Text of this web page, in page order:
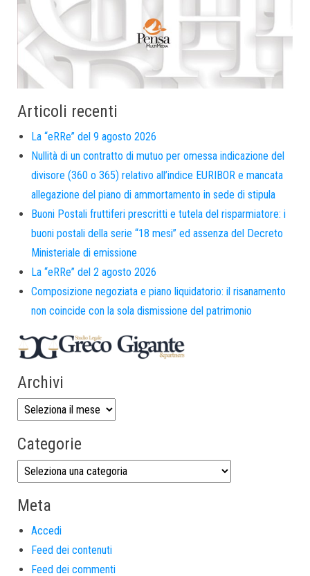
Articoli recenti
La “eRRe” del 9 agosto 2026
Nullità di un contratto di mutuo per omessa indicazione del
divisore (360 o 365) relativo all’indice EURIBOR e mancata
allegazione del piano di ammortamento in sede di stipula
Buoni Postali fruttiferi prescritti e tutela del risparmiatore: i
buoni postali della serie “18 mesi” ed assenza del Decreto
Ministeriale di emissione
La “eRRe” del 2 agosto 2026
Composizione negoziata e piano liquidatorio: il risanamento
non coincide con la sola dismissione del patrimonio
Archivi
Categorie
Meta
Accedi
Feed dei contenuti
Feed dei commenti